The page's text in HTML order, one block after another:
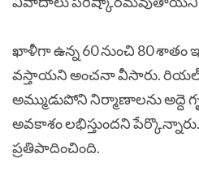
ఖాళీగా ఉన్న 60 నుంచి 80 శాతం
వస్తాయని అంచనా వీసారు. రియల్‌
అమ్ముడుపోని నిర్మాణాలను అద్దె
అవకాశం లభిస్తుందని
ప్రతిపాదించింది.